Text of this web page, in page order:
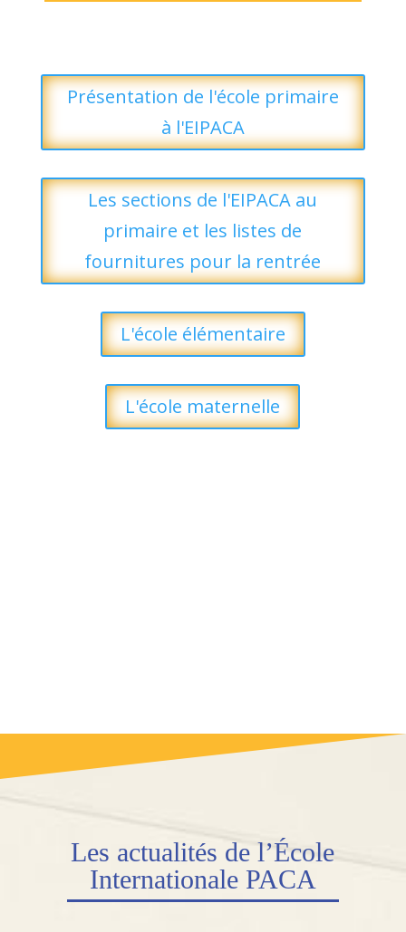
Présentation de l'école primaire
à l'EIPACA
Les sections de l'EIPACA au
primaire et les listes de
fournitures pour la rentrée
L'école élémentaire
L'école maternelle
Les actualités de l’École
Internationale PACA